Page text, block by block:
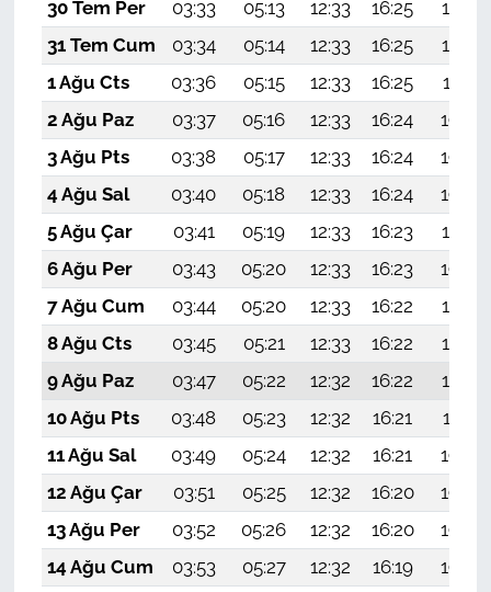
30 Tem Per
03:33 05:13 12:33 16:25
19:43
31 Tem Cum
03:34 05:14 12:33 16:25
19:42
1 Ağu Cts
03:36 05:15 12:33 16:25
19:41
2 Ağu Paz
03:37 05:16 12:33 16:24
19:40
3 Ağu Pts
03:38 05:17 12:33 16:24
19:39
4 Ağu Sal
03:40 05:18 12:33 16:24
19:38
5 Ağu Çar
03:41 05:19 12:33 16:23
19:37
6 Ağu Per
03:43 05:20 12:33 16:23
19:36
7 Ağu Cum
03:44 05:20 12:33 16:22
19:35
8 Ağu Cts
03:45 05:21 12:33 16:22
19:34
9 Ağu Paz
03:47 05:22 12:32 16:22
19:33
10 Ağu Pts
03:48 05:23 12:32 16:21
19:31
11 Ağu Sal
03:49 05:24 12:32 16:21
19:30
12 Ağu Çar
03:51 05:25 12:32 16:20
19:29
13 Ağu Per
03:52 05:26 12:32 16:20
19:28
14 Ağu Cum
03:53 05:27 12:32 16:19
19:26